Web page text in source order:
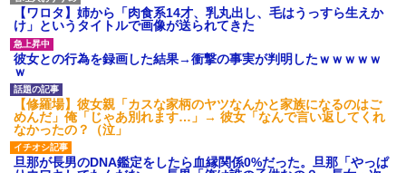
【ワロタ】姉から「肉食系14才、乳丸出し、毛はうっすら生えか
け」というタイトルで画像が送られてきた
彼女との行為を録画した結果→衝撃の事実が判明したｗｗｗｗｗ
ｗ
【修羅場】彼女親「カスな家柄のヤツなんかと家族になるのはご
めんだ」俺「じゃあ別れます…」→ 彼女「なんで言い返してくれ
なかったの？（泣」
旦那が長男のDNA鑑定をしたら血縁関係0%だった。旦那「やっぱ